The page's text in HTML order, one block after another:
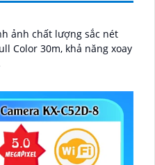
ảnh chất lượng sắc nét
Color 30m, khả năng xoay